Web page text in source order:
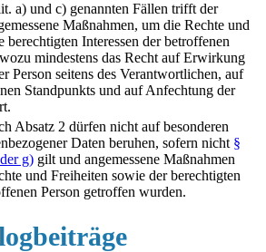
a) und c) genannten Fällen trifft der
Maßnahmen, um die Rechte und
berechtigten Interessen der betroffenen
mindestens das Recht auf Erwirkung
Person seitens des Verantwortlichen, auf
Standpunkts und auf Anfechtung der
Absatz 2 dürfen nicht auf besonderen
Daten beruhen, sofern nicht §
g) gilt und angemessene Maßnahmen
und Freiheiten sowie der berechtigten
Person getroffen wurden.